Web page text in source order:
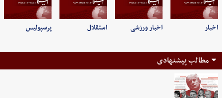
اخبار اخبار ورزشی استقلال پرسپولیس
مطالب پیشنهادی